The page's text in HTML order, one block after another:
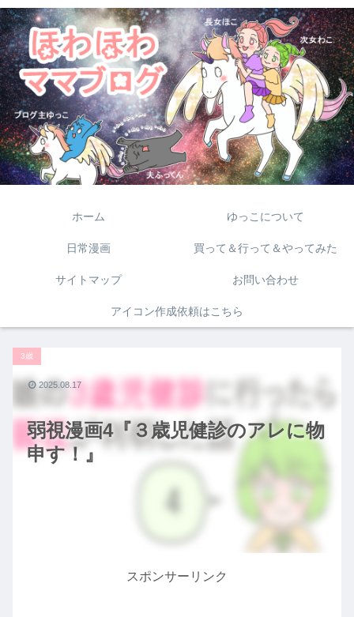
ホーム ゆっこについて
日常漫画 買って＆行って＆やってみた
サイトマップ お問い合わせ
アイコン作成依頼はこちら
弱視漫画4『３歳児健診のアレに物
申す！』
3歳
2025.08.17
スポンサーリンク